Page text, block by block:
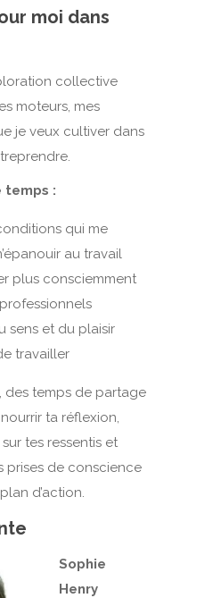
moi dans
collective
moteurs, mes
je veux cultiver dans
temps :
qui me
au travail
plus consciemment
sens et du plaisir
travailler
des temps de partage
ta réflexion,
tes ressentis et
prises de conscience
d’action.
Sophie
Henry